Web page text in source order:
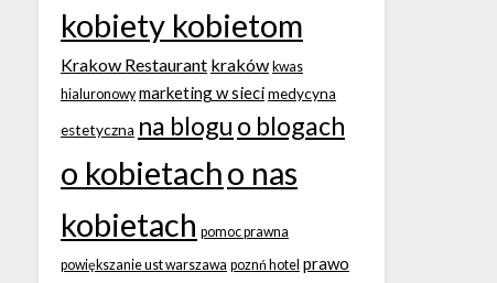
kobiety kobietom
Krakow Restaurant kraków kwas
hialuronowy marketing w siecimedycyna
estetyczna na blogu o blogach
o kobietacho nas
kobietach pomoc prawna
powiększanie ust warszawa poznń hotel prawo